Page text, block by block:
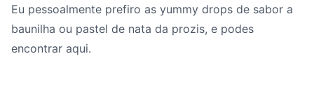
Eu pessoalmente prefiro as yummy drops de sabor a
baunilha ou pastel de nata da prozis, e podes
encontrar aqui.